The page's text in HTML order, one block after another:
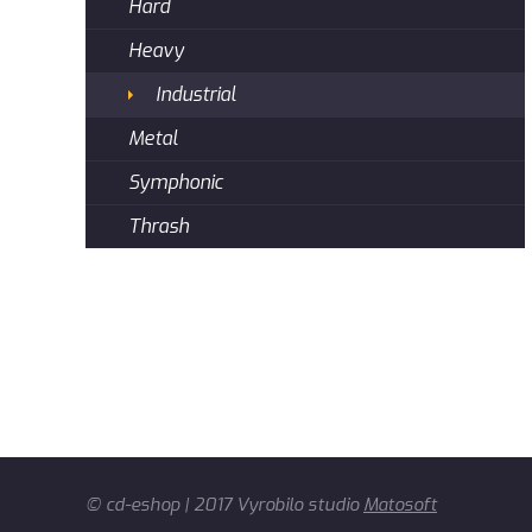
Hard
Heavy
Industrial
Metal
Symphonic
Thrash
© cd-eshop | 2017 Vyrobilo studio Matosoft